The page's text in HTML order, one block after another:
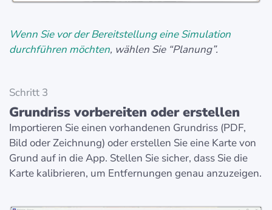
Wenn Sie vor der Bereitstellung eine Simulation
durchführen möchten, wählen Sie “Planung”.
Schritt 3
Grundriss vorbereiten oder erstellen
Importieren Sie einen vorhandenen Grundriss (PDF,
Bild oder Zeichnung) oder erstellen Sie eine Karte von
Grund auf in die App. Stellen Sie sicher, dass Sie die
Karte kalibrieren, um Entfernungen genau anzuzeigen.